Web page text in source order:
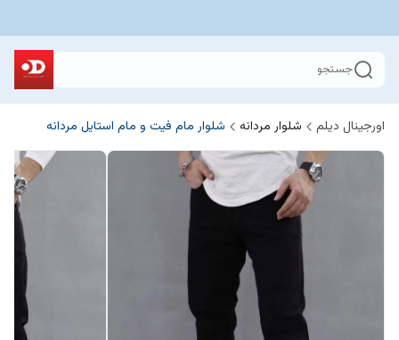
جستجو
اورجینال دیلم شلوار مردانه شلوار مام فیت و مام استایل مردانه